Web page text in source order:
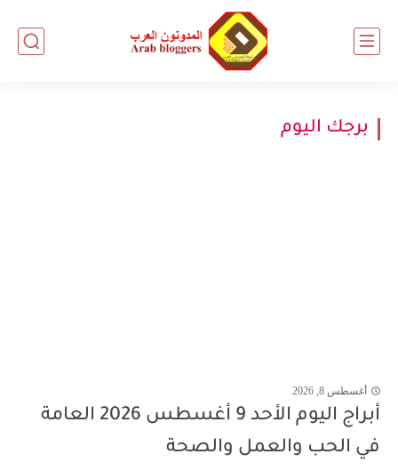
برجك اليوم
أغسطس 8, 2026
أبراج اليوم الأحد 9 أغسطس 2026 العامة
في الحب والعمل والصحة